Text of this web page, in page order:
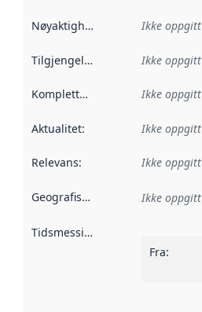
Nøyaktighet Ikke oppgitt
Tilgjengelighet Ikke oppgitt
Kompletthet Ikke oppgitt
Aktualitet: Ikke oppgitt
Relevans: Ikke oppgitt
Geografisk avgrensning :
Ikke oppgitt
Tidsmessig avgrensning
Fra: